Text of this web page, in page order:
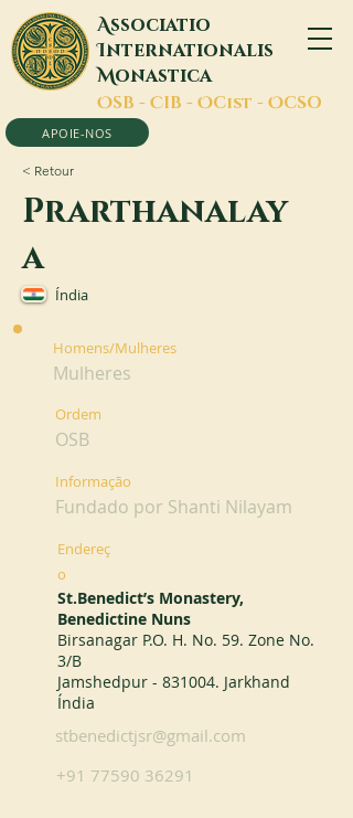
Associatio
Internationalis
Monastica
OSB - CIB - OCist - OCSO
APOIE-NOS
< Retour
Prarthanalay
a
Índia
Homens/Mulheres
Mulheres
Ordem
OSB
Informação
Fundado por Shanti Nilayam
Endereç
o
St.Benedict’s Monastery,
Benedictine Nuns
Birsanagar P.O. H. No. 59. Zone No.
3/B
Jamshedpur - 831004. Jarkhand
Índia
stbenedictjsr@gmail.com
+91 77590 36291